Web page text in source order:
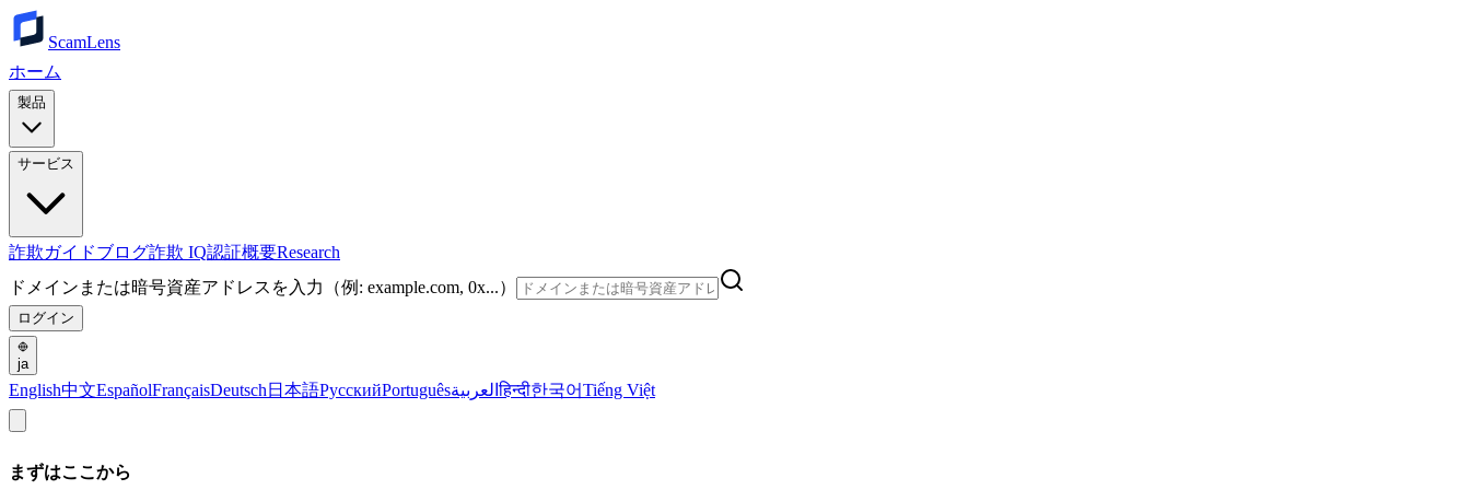
ScamLens
ホーム
製品
サービス
詐欺ガイドブログ詐欺 IQ認証概要Research
ドメインまたは暗号資産アドレスを入力（例: example.com, 0x...）
ログイン
ja
English中文EspañolFrançaisDeutsch 日本語РусскийPortuguêsالعربيةहिन्दी한국어Tiếng Việt
まずはここから